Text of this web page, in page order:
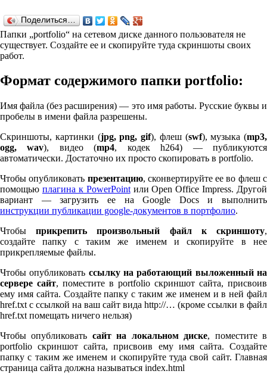
Поделиться…
Папки „port­fo­lio“ на сетевом диске данного пользователя не
существует. Создайте ее и скопируйте туда скриншоты своих
работ.
Формат содержимого папки port­fo­lio:
Имя файла (без расширения) — это имя работы. Русские буквы и
пробелы в имени файла разрешены.
Скриншоты, картинки (jpg, png, gif), флеш (swf), музыка (mp3,
ogg, wav), видео (mp4, кодек h264) — публикуются
автоматически. Достаточно их просто скопировать в port­fo­lio.
Чтобы опубликовать презентацию, сконвертируйте ее во флеш с
помощью плагина к Pow­er­Pointили Open Office Impress. Другой
вариант — загрузить ее на Google Docs и выполнить
инструкции публикации google-документов в портфолио.
Чтобыприкрепить произвольный файл к скриншоту,
создайте папку с таким же именем и скопируйте в нее
прикрепляемые файлы.
Чтобы опубликовать ссылку на работающий выложенный на
сервере сайт, поместите в port­fo­lio скриншот сайта, присвоив
ему имя сайта. Создайте папку с таким же именем и в ней файл
href.txt с ссылкой на ваш сайт вида http://… (кроме ссылки в файл
href.txt помещать ничего нельзя)
Чтобы опубликовать сайт на локальном диске, поместите в
port­fo­lio скриншот сайта, присвоив ему имя сайта. Создайте
папку с таким же именем и скопируйте туда свой сайт. Главная
страница сайта должна называться index.html